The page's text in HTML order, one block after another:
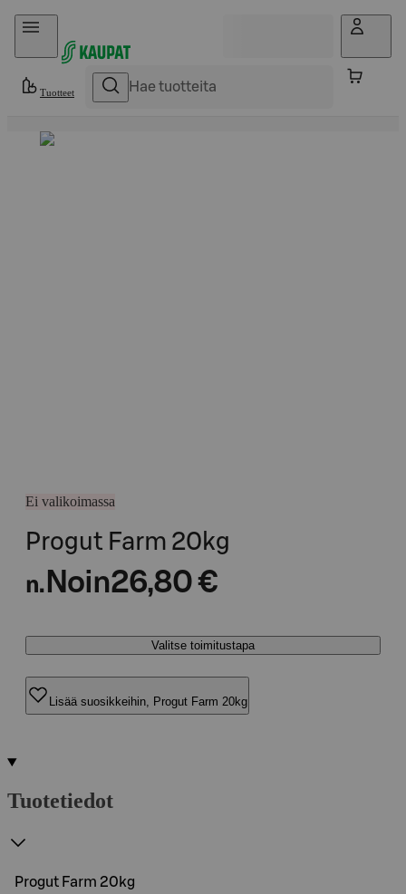
Hyppää sisältöön
Tuotteet
Ei valikoimassa
Progut Farm 20kg
n. Noin26,80 €
Valitse toimitustapa
Lisää suosikkeihin, Progut Farm 20kg
Tuotetiedot
Progut Farm 20kg